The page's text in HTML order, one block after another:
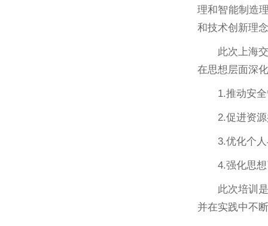
理和智能制造
和技术创新理
此次上海
在思想层面深
1.推动安
2.促进资
3.优化个
4.强化思
此次培训
并在实践中不